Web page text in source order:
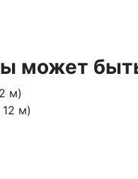
может
м)
м)